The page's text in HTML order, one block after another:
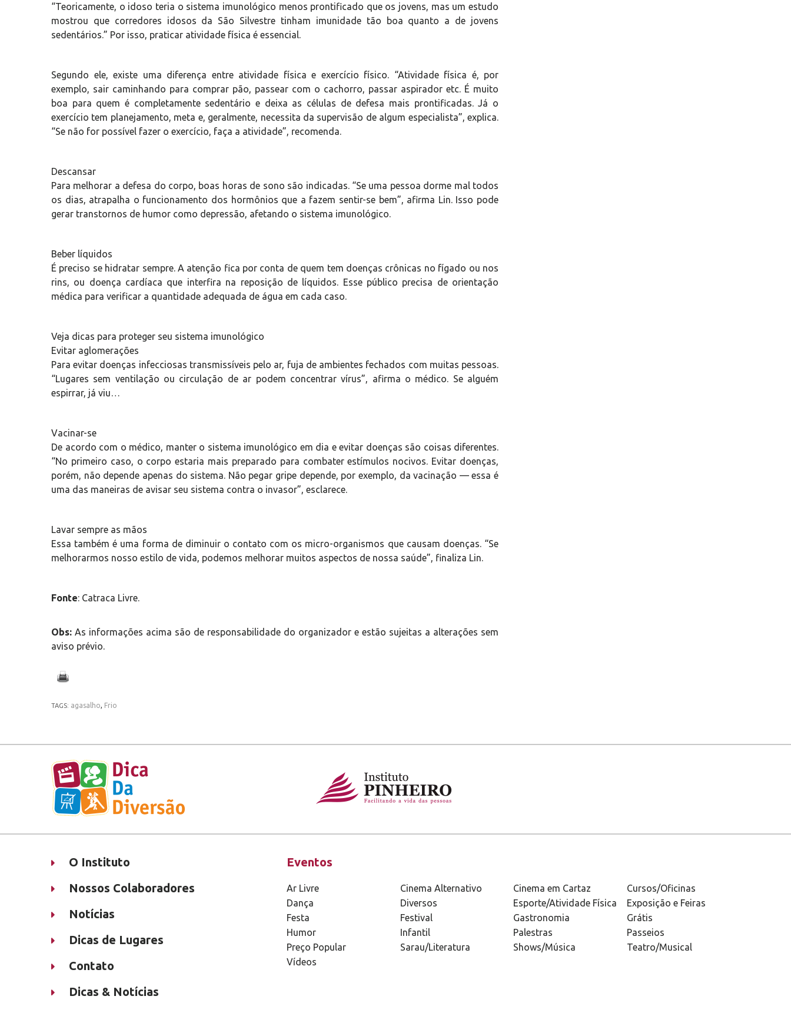
“Teoricamente, o idoso teria o sistema imunológico menos prontificado que os jovens, mas um estudo
mostrou que corredores idosos da São Silvestre tinham imunidade tão boa quanto a de jovens
sedentários.” Por isso, praticar atividade física é essencial.
Segundo ele, existe uma diferença entre atividade física e exercício físico. “Atividade física é, por
exemplo, sair caminhando para comprar pão, passear com o cachorro, passar aspirador etc. É muito
boa para quem é completamente sedentário e deixa as células de defesa mais prontificadas. Já o
exercício tem planejamento, meta e, geralmente, necessita da supervisão de algum especialista”, explica.
“Se não for possível fazer o exercício, faça a atividade”, recomenda.
Descansar
Para melhorar a defesa do corpo, boas horas de sono são indicadas. “Se uma pessoa dorme mal todos
os dias, atrapalha o funcionamento dos hormônios que a fazem sentir-se bem”, afirma Lin. Isso pode
gerar transtornos de humor como depressão, afetando o sistema imunológico.
Beber líquidos
É preciso se hidratar sempre. A atenção fica por conta de quem tem doenças crônicas no fígado ou nos
rins, ou doença cardíaca que interfira na reposição de líquidos. Esse público precisa de orientação
médica para verificar a quantidade adequada de água em cada caso.
Veja dicas para proteger seu sistema imunológico
Evitar aglomerações
Para evitar doenças infecciosas transmissíveis pelo ar, fuja de ambientes fechados com muitas pessoas.
“Lugares sem ventilação ou circulação de ar podem concentrar vírus”, afirma o médico. Se alguém
espirrar, já viu…
Vacinar-se
De acordo com o médico, manter o sistema imunológico em dia e evitar doenças são coisas diferentes.
“No primeiro caso, o corpo estaria mais preparado para combater estímulos nocivos. Evitar doenças,
porém, não depende apenas do sistema. Não pegar gripe depende, por exemplo, da vacinação — essa é
uma das maneiras de avisar seu sistema contra o invasor”, esclarece.
Lavar sempre as mãos
Essa também é uma forma de diminuir o contato com os micro-organismos que causam doenças. “Se
melhorarmos nosso estilo de vida, podemos melhorar muitos aspectos de nossa saúde”, finaliza Lin.
Fonte: Catraca Livre.
Obs: As informações acima são de responsabilidade do organizador e estão sujeitas a alterações sem
aviso prévio.
TAGS: agasalho, Frio
O Instituto
Nossos Colaboradores
Notícias
Dicas de Lugares
Contato
Dicas & Notícias
Eventos
Ar Livre Cinema Alternativo Cinema em Cartaz
Cursos/Oficinas
Dança
Diversos Esporte/Atividade Física
Exposição e Feiras
Festa
Festival Gastronomia
Grátis
Humor
Infantil Palestras
Passeios
Preço Popular
Sarau/Literatura Shows/Música
Teatro/Musical
Vídeos